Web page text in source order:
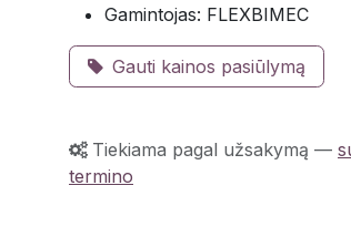
Gamintojas: FLEXBIMEC
Gauti kainos pasiūlymą
Tiekiama pagal užsakymą —
termino